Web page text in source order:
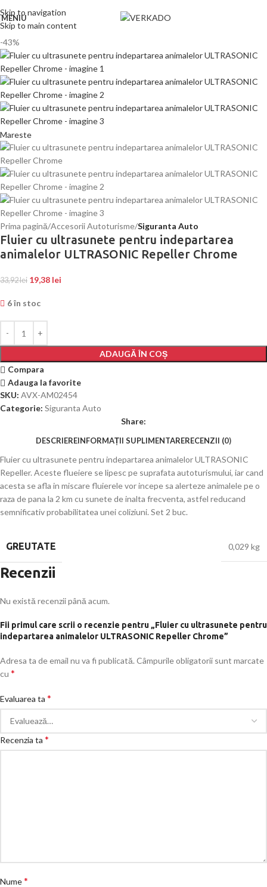
Skip to navigation
Skip to main content
MENIU
-43%
Mareste
Prima pagină Accesorii Autoturisme Siguranta Auto
Fluier cu ultrasunete pentru indepartarea
animalelor ULTRASONIC Repeller Chrome
33,92lei 19,38 lei
6 în stoc
ADAUGĂ ÎN COȘ
Compara
Adauga la favorite
SKU: AVX-AM02454
Categorie: Siguranta Auto
Share:
DESCRIEREINFORMAȚII SUPLIMENTARERECENZII (0)
Fluier cu ultrasunete pentru indepartarea animalelor ULTRASONIC
Repeller. Aceste flueiere se lipesc pe suprafata autoturismului, iar cand
acesta se afla in miscare fluierele vor incepe sa alerteze animalele pe o
raza de pana la 2 km cu sunete de inalta frecventa, astfel reducand
semnificativ probabilitatea unei coliziuni. Set 2 buc.
GREUTATE 0,029 kg
Recenzii
Nu există recenzii până acum.
Fii primul care scrii o recenzie pentru „Fluier cu ultrasunete pentru
indepartarea animalelor ULTRASONIC Repeller Chrome”
Adresa ta de email nu va fi publicată. Câmpurile obligatorii sunt marcate
cu *
Evaluarea ta *
Recenzia ta *
Nume*